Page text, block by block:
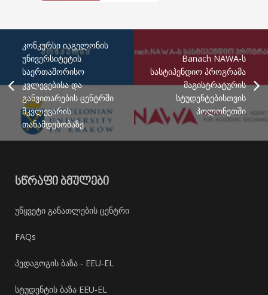
კონკურსი იაგელონის
უნივერსიტეტის
საერთაშორისო
კვლევებისა და
განვითარების ცენტრში
მკვლევარის
თანამდებობაზე
Banach NAWA-ს
სასტიპენდიო პროგრამა
მაგისტრატურის
სტუდენტებისთვის
პოლონეთში
ᲡᲬᲠᲐᲤᲘ ᲑᲛᲣᲚᲔᲑᲘ
უწყვეტი განათლების ცენტრი
FAQs
პედაგოგის ბაზა - EEU-EL
სტუდენტის ბაზა EEU-EL